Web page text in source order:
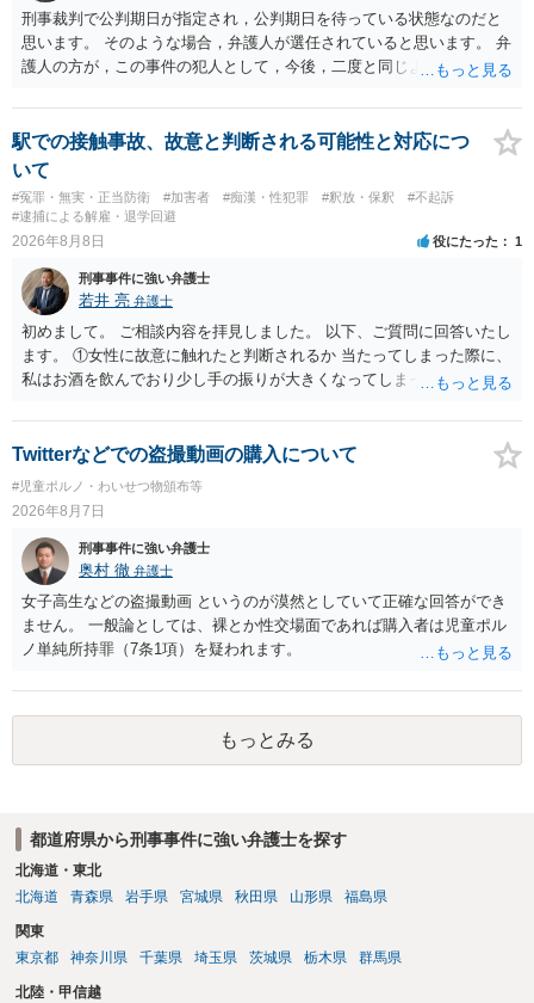
ません。したがって，自分が犯人であるとされることはないのです。
ですから，相談者の場合は，大丈夫です。安心してください。それで
は，①～③に答えます。 ①について 腕の動き，女性への向かい方をみ
れば，酔っていて偶然の出来事か，意図的に偶然を装うように触った
のかは，わかります。触る瞬間ではなくて，触るまでの状況の方が重
要です。酔っていてふらついていたのであれば，そのときだけふらつ
いているわけではありません。腕の振り方も，そのときだけ偶然大き
くなるわけではありません。ですから，本件では，意図的だと疑われ
ることはないと思います。その雰囲気は，当たってしまった女性にも
伝わっていたのでしょう。ですから大丈夫です。なお，故意は，主観
面の話なので，防犯カメラの映像で決められることはありません。本
人の話（故意を否認する話）が実際の状況と矛盾しないかだけの話で
す。 ②について 犯人性が特定できませんから，逮捕や呼出の可能性は
ないと思います。 ③について ②がないので，③はそもそもないことが
前提なので，期間も考えなくて大丈夫です。 というわけで，本件は大
丈夫ですから，今後，同じような不安に襲われることがないように気
をつけてくださいね。それが一番大事です。
刑事裁判で公判期日が指定され，公判期日を待っている状態なのだと
思います。 そのような場合，弁護人が選任されていると思います。 弁
護人の方が，この事件の犯人として，今後，二度と同じような犯罪を
いかアドバイスしてくれると思います。そして，書いた内容は，被告
人質問などで活用されることになると思います。 裁判のためだけに記
録するわけではないかもしれませんが，「裁判において証拠として利
用できる可能性があれば」と考えているのであれば，本件について証
拠も見て内容を把握している，弁護人の方と相談して書く内容を打ち
合わせて進めるのが，裁判の観点では一番効果的だと思います。 適応
状に関しての話になると思いますので，弁護人の方と相談してみまし
ょう。
駅での接触事故、故意と判断される可能性と対応につ
いて
#冤罪・無実・正当防衛 #加害者 #痴漢・性犯罪 #釈放・保釈
#不起訴
#逮捕による解雇・退学回避
2026年8月8日 役にたった 1
刑事事件に強い弁護士
若井 亮 弁護士
初めまして。 ご相談内容を拝見しました。 以下、ご質問に回答いたし
ます。 ①女性に故意に触れたと判断されるか 当たってしまった際に、
私はお酒を飲んでおり少し手の振りが大きくなってしまっていたこと
いた場合、故意だと判定されやすいのでしょうか？ お伺いする限り、
故意があると判断されることは無いかと思います。 ②逮捕、呼び出し
捕、呼び出しされる可能性はどれほどでしょうか？ 誤って当たってし
まっただけであり、さらにその場で女性等のアクションが無かったこ
とからすると、この後に呼び出される可能性は極めて低いと思いま
す。 ③逮捕呼び出しまでの期間 大体どれほどの期間逮捕呼び出しの可
能性があると考えれば良いのでしょうか？ 逮捕や呼び出しの可能性は
極めて低いと思います。 連絡が来ることはないでしょう。
Twitterなどでの盗撮動画の購入について
#児童ポルノ・わいせつ物頒布等
2026年8月7日
刑事事件に強い弁護士
奥村 徹 弁護士
女子高生などの盗撮動画 というのが漠然としていて正確な回答ができ
ません。 一般論としては、裸とか性交場面であれば購入者は児童ポル
ノ単純所持罪（7条1項）を疑われます。
もっとみる
都道府県から刑事事件に強い弁護士を探す
北海道・東北
北海道
青森県 岩手県 宮城県 秋田県 山形県 福島県
関東
東京都
神奈川県 千葉県 埼玉県 茨城県 栃木県 群馬県
北陸・甲信越